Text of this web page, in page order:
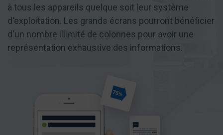
à tous les appareils quelque soit leur système
d'exploitation. Les grands écrans pourront bénéficier
d'un nombre illimité de colonnes pour avoir une
représentation exhaustive des informations.